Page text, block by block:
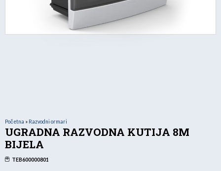
Početna » Razvodni ormari
UGRADNA RAZVODNA KUTIJA 8M
BIJELA
TEB600000801